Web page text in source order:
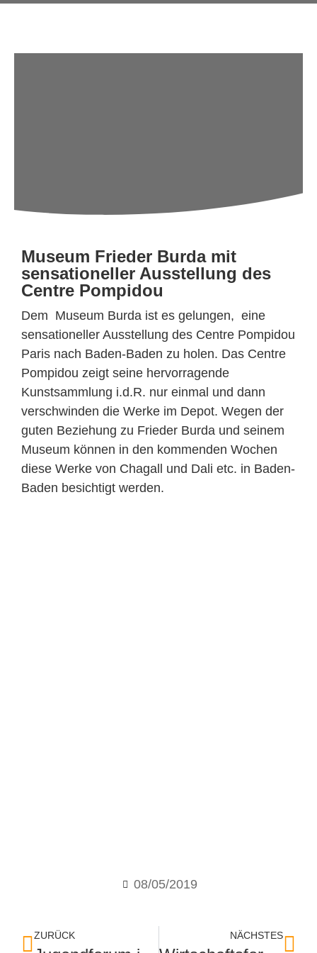
Museum Frieder Burda mit
sensationeller Ausstellung des
Centre Pompidou
Dem Museum Burda ist es gelungen, eine
sensationeller Ausstellung des Centre Pompidou
Paris nach Baden-Baden zu holen. Das Centre
Pompidou zeigt seine hervorragende
Kunstsammlung i.d.R. nur einmal und dann
verschwinden die Werke im Depot. Wegen der
guten Beziehung zu Frieder Burda und seinem
Museum können in den kommenden Wochen
diese Werke von Chagall und Dali etc. in Baden-
Baden besichtigt werden.
08/05/2019
ZURÜCK NÄCHSTES